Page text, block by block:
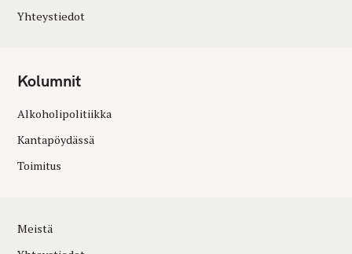
Yhteystiedot
Kolumnit
Alkoholipolitiikka
Kantapöydässä
Toimitus
Meistä